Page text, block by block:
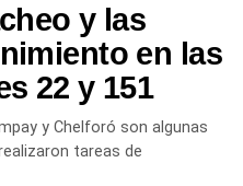
mientras que en
En ambos casos, las
con monitoreo
Rionegrinas mantienen
evolución de la turbiedad
y las
en las
22 y 151
y Chelforó son algunas
tareas de